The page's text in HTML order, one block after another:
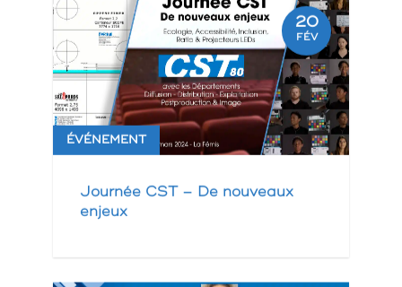
20
FÉV
ÉVÉNEMENT
Journée CST – De nouveaux
enjeux